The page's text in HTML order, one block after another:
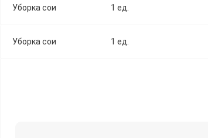
Уборка сои 1 ед.
Уборка сои 1 ед.